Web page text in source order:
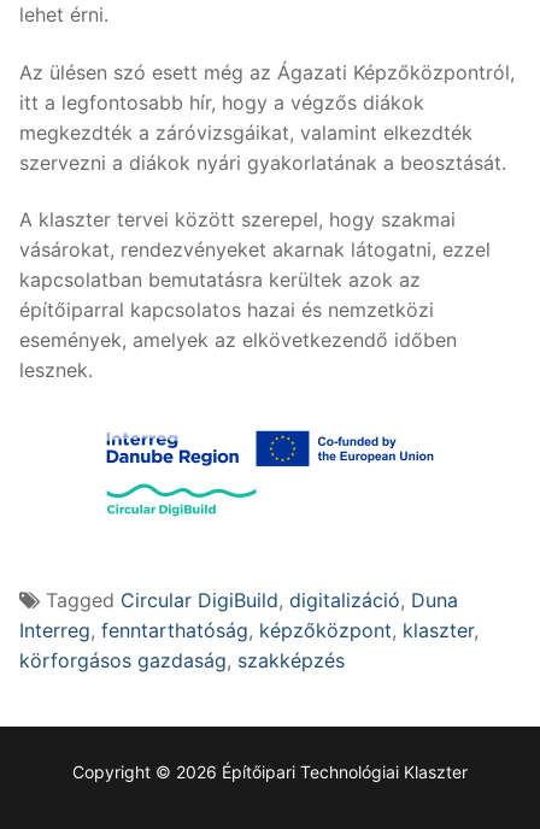
lehet érni.
Az ülésen szó esett még az Ágazati Képzőközpontról,
itt a legfontosabb hír, hogy a végzős diákok
megkezdték a záróvizsgáikat, valamint elkezdték
szervezni a diákok nyári gyakorlatának a beosztását.
A klaszter tervei között szerepel, hogy szakmai
vásárokat, rendezvényeket akarnak látogatni, ezzel
kapcsolatban bemutatásra kerültek azok az
építőiparral kapcsolatos hazai és nemzetközi
események, amelyek az elkövetkezendő időben
lesznek.
Tagged Circular DigiBuild, digitalizáció, Duna
Interreg, fenntarthatóság, képzőközpont, klaszter,
körforgásos gazdaság, szakképzés
Copyright © 2026 Építőipari Technológiai Klaszter